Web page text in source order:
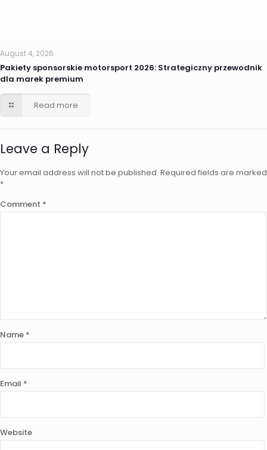
August 4, 2026
Pakiety sponsorskie motorsport 2026: Strategiczny przewodnik
dla marek premium
Read more
Leave a Reply
Your email address will not be published. Required fields are marked
*
Comment *
Name *
Email *
Website